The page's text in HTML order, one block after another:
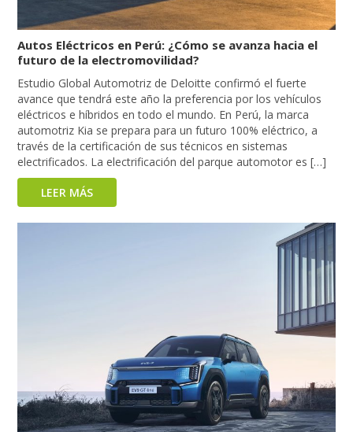
Autos Eléctricos en Perú: ¿Cómo se avanza hacia el
futuro de la electromovilidad?
Estudio Global Automotriz de Deloitte confirmó el fuerte
avance que tendrá este año la preferencia por los vehículos
eléctricos e híbridos en todo el mundo. En Perú, la marca
automotriz Kia se prepara para un futuro 100% eléctrico, a
través de la certificación de sus técnicos en sistemas
electrificados. La electrificación del parque automotor es […]
LEER MÁS